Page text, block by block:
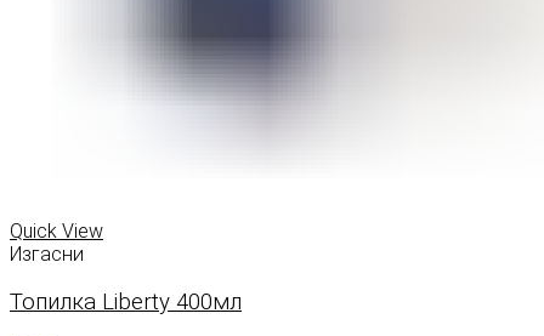
Quick View
Изгасни
Топилка Liberty 400мл